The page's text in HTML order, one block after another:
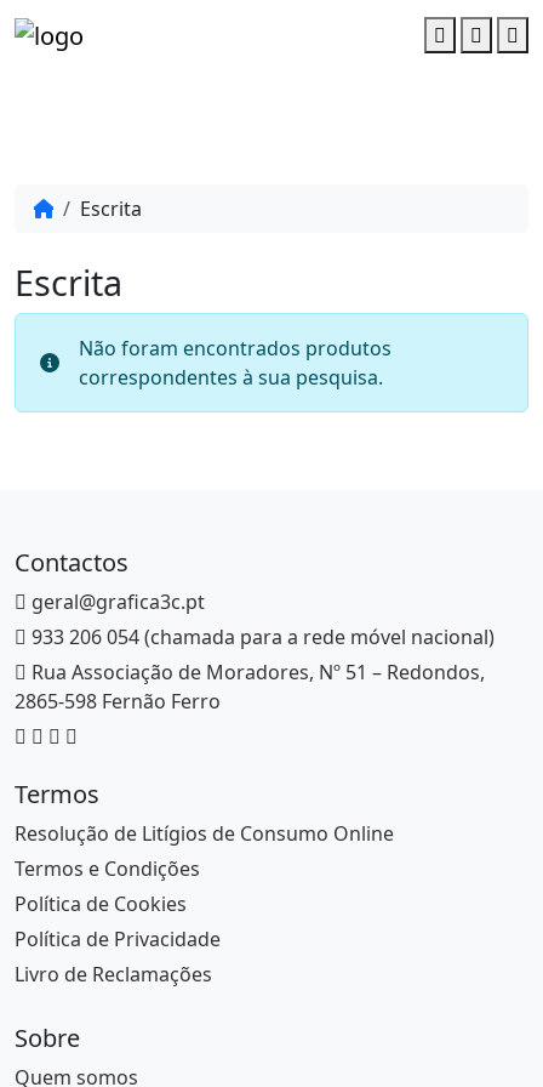
Account
Cart
Escrita
Escrita
Não foram encontrados produtos
correspondentes à sua pesquisa.
Contactos
geral@grafica3c.pt
933 206 054 (chamada para a rede móvel nacional)
Rua Associação de Moradores, Nº 51 – Redondos,
2865-598 Fernão Ferro
Termos
Resolução de Litígios de Consumo Online
Termos e Condições
Política de Cookies
Política de Privacidade
Livro de Reclamações
Sobre
Quem somos